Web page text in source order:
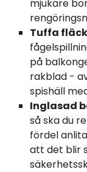
mjukare
Tuffa
på
rakblad -
spishäll
Inglasad
så ska du
fördel
att det blir